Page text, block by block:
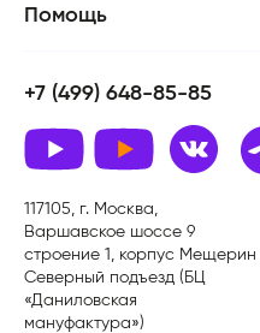
Помощь
+7 (499) 648-85-85
117105, г. Москва,
Варшавское шоссе 9
строение 1, корпус Мещерин
Северный подъезд (БЦ
«Даниловская
мануфактура»)